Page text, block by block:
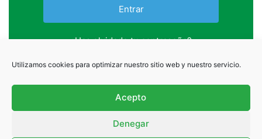
Utilizamos cookies para optimizar nuestro sitio web y nuestro servicio.
Acepto
Denegar
¿Has olvidado tu contraseña?
¿Quieres unirte a
nosotros?